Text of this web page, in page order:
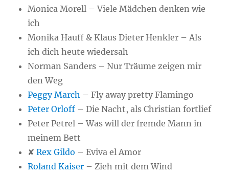
Monica Morell – Viele Mädchen denken wie
ich
Monika Hauff & Klaus Dieter Henkler – Als
ich dich heute wiedersah
Norman Sanders – Nur Träume zeigen mir
den Weg
Peggy March – Fly away pretty Flamingo
Peter Orloff – Die Nacht, als Christian fortlief
Peter Petrel – Was will der fremde Mann in
meinem Bett
✘Rex Gildo – Eviva el Amor
Roland Kaiser – Zieh mit dem Wind